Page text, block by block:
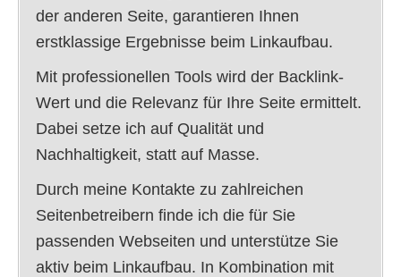
der anderen Seite, garantieren Ihnen
erstklassige Ergebnisse beim Linkaufbau.
Mit professionellen Tools wird der Backlink-
Wert und die Relevanz für Ihre Seite ermittelt.
Dabei setze ich auf Qualität und
Nachhaltigkeit, statt auf Masse.
Durch meine Kontakte zu zahlreichen
Seitenbetreibern finde ich die für Sie
passenden Webseiten und unterstütze Sie
aktiv beim Linkaufbau. In Kombination mit